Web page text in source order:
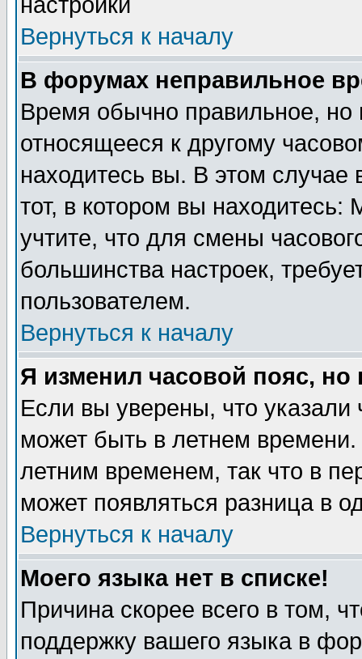
Вернуться к началу
В форумах неправильное
Время обычно правильное,
относящееся к другому
находитесь вы. В этом
тот, в котором вы
учтите, что для смены
большинства настроек,
пользователем.
Вернуться к началу
Я изменил часовой пояс,
Если вы уверены, что указали
может быть в летнем
летним временем, так что в
может появляться разница в
Вернуться к началу
Моего языка нет в списке!
Причина скорее всего в том,
поддержку вашего языка в